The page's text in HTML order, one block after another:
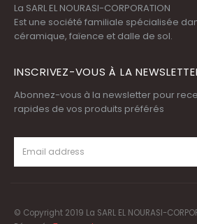
La SARL EL NOURASI-CORPORATION
Est une société familiale spécialisée
céramique, faïence et dalle de sol.
INSCRIVEZ-VOUS À LA
Abonnez-vous à la newsletter pour
rapides de vos produits préférés
© Copyright 2019 La SARL EL NOURASI-